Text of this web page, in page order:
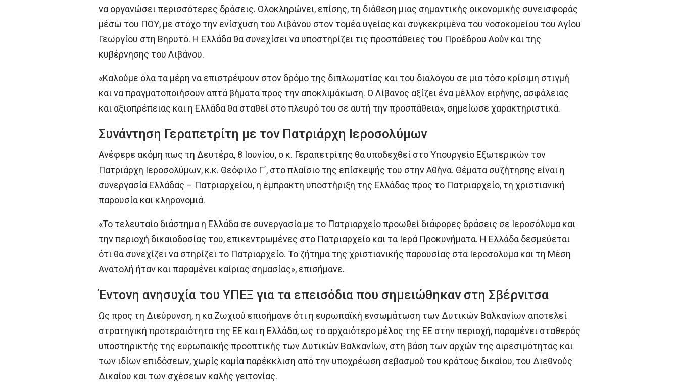
να οργανώσει περισσότερες δράσεις. Ολοκληρώνει, επίσης, τη διάθεση μιας σημαντικής οικονομικής συνεισφοράς
μέσω του ΠΟΥ, με στόχο την ενίσχυση του Λιβάνου στον τομέα υγείας και συγκεκριμένα του νοσοκομείου του Αγίου
Γεωργίου στη Βηρυτό. Η Ελλάδα θα συνεχίσει να υποστηρίζει τις προσπάθειες του Προέδρου Αούν και της
κυβέρνησης του Λιβάνου.
«Καλούμε όλα τα μέρη να επιστρέψουν στον δρόμο της διπλωματίας και του διαλόγου σε μια τόσο κρίσιμη στιγμή
και να πραγματοποιήσουν απτά βήματα προς την αποκλιμάκωση. Ο Λίβανος αξίζει ένα μέλλον ειρήνης, ασφάλειας
και αξιοπρέπειας και η Ελλάδα θα σταθεί στο πλευρό του σε αυτή την προσπάθεια», σημείωσε χαρακτηριστικά.
Συνάντηση Γεραπετρίτη με τον Πατριάρχη Ιεροσολύμων
Ανέφερε ακόμη πως τη Δευτέρα, 8 Ιουνίου, ο κ. Γεραπετρίτης θα υποδεχθεί στο Υπουργείο Εξωτερικών τον
Πατριάρχη Ιεροσολύμων, κ.κ. Θεόφιλο Γ΄, στο πλαίσιο της επίσκεψής του στην Αθήνα. Θέματα συζήτησης είναι η
συνεργασία Ελλάδας – Πατριαρχείου, η έμπρακτη υποστήριξη της Ελλάδας προς το Πατριαρχείο, τη χριστιανική
παρουσία και κληρονομιά.
«Το τελευταίο διάστημα η Ελλάδα σε συνεργασία με το Πατριαρχείο προωθεί διάφορες δράσεις σε Ιεροσόλυμα και
την περιοχή δικαιοδοσίας του, επικεντρωμένες στο Πατριαρχείο και τα Ιερά Προκυνήματα. Η Ελλάδα δεσμεύεται
ότι θα συνεχίζει να στηρίζει το Πατριαρχείο. Το ζήτημα της χριστιανικής παρουσίας στα Ιεροσόλυμα και τη Μέση
Ανατολή ήταν και παραμένει καίριας σημασίας», επισήμανε.
Έντονη ανησυχία του ΥΠΕΞ για τα επεισόδια που σημειώθηκαν στη Σβέρνιτσα
Ως προς τη Διεύρυνση, η κα Ζωχιού επισήμανε ότι η ευρωπαϊκή ενσωμάτωση των Δυτικών Βαλκανίων αποτελεί
στρατηγική προτεραιότητα της ΕΕ και η Ελλάδα, ως το αρχαιότερο μέλος της ΕΕ στην περιοχή, παραμένει σταθερός
υποστηρικτής της ευρωπαϊκής προοπτικής των Δυτικών Βαλκανίων, στη βάση των αρχών της αιρεσιμότητας και
των ιδίων επιδόσεων, χωρίς καμία παρέκκλιση από την υποχρέωση σεβασμού του κράτους δικαίου, του Διεθνούς
Δικαίου και των σχέσεων καλής γειτονίας.